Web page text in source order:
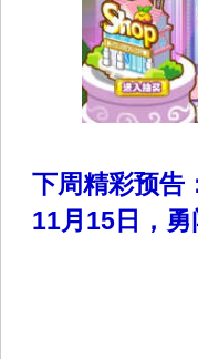
下周精彩预告
11月15日，勇